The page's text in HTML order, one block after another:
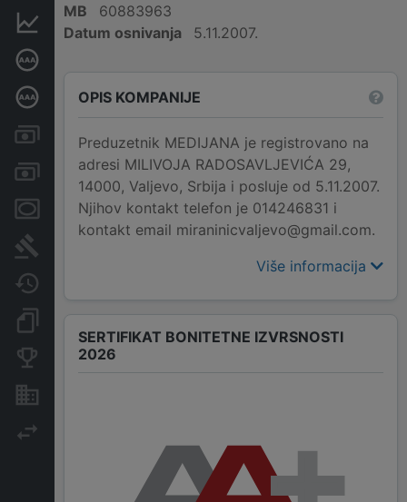
Dubinska bonitetna ocena
Kreditni limit kompanije
Računi i blokade
Menice i zaloge
Dokumenti i objave
Konkurentske kompanije
MB
60883963
Datum osnivanja
5.11.2007.
OPIS KOMPANIJE
Preduzetnik MEDIJANA je registrovano na
adresi MILIVOJA RADOSAVLJEVIĆA 29,
14000, Valjevo, Srbija i posluje od 5.11.2007.
Njihov kontakt telefon je 014246831 i
kontakt email miraninicvaljevo@gmail.com.
Više informacija
SERTIFIKAT BONITETNE IZVRSNOSTI
2026